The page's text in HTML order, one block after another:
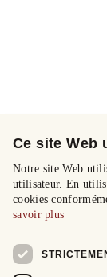
Ce site Web
Notre site Web
utilisateur. En
cookies
savoir plus